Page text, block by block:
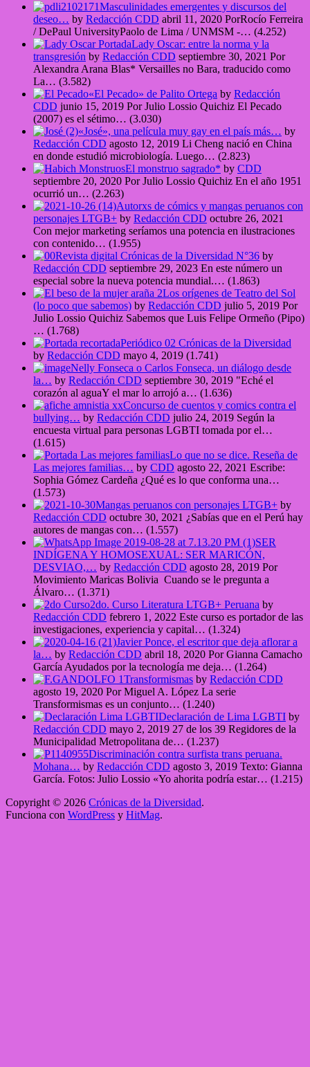
Masculinidades emergentes y discursos del
deseo… by Redacción CDD abril 11, 2020 PorRocío Ferreira
/ DePaul UniversityPaolo de Lima / UNMSM -… (4.252)
Lady Oscar: entre la norma y la
transgresión by Redacción CDD septiembre 30, 2021 Por
Alexandra Arana Blas* Versailles no Bara, traducido como
La… (3.582)
«El Pecado» de Palito Ortega by Redacción
CDD junio 15, 2019 Por Julio Lossio Quichiz El Pecado
(2007) es el sétimo… (3.030)
«José», una película muy gay en el país más… by
Redacción CDD agosto 12, 2019 Li Cheng nació en China
en donde estudió microbiología. Luego… (2.823)
El monstruo sagrado* by CDD
septiembre 20, 2020 Por Julio Lossio Quichiz En el año 1951
ocurrió un… (2.263)
Autorxs de cómics y mangas peruanos con
personajes LTGB+ by Redacción CDD octubre 26, 2021
Con mejor marketing seríamos una potencia en ilustraciones
con contenido… (1.955)
Revista digital Crónicas de la Diversidad N°36 by
Redacción CDD septiembre 29, 2023 En este número un
especial sobre la nueva potencia mundial.… (1.863)
Los orígenes de Teatro del Sol
(lo poco que sabemos) by Redacción CDD julio 5, 2019 Por
Julio Lossio Quichiz Sabemos que Luis Felipe Ormeño (Pipo)
… (1.768)
Periódico 02 Crónicas de la Diversidad
by Redacción CDD mayo 4, 2019 (1.741)
Nelly Fonseca o Carlos Fonseca, un diálogo desde
la… by Redacción CDD septiembre 30, 2019 "Eché el
corazón al aguaY el mar lo arrojó a… (1.636)
Concurso de cuentos y comics contra el
bullying… by Redacción CDD julio 24, 2019 Según la
encuesta virtual para personas LGBTI tomada por el…
(1.615)
Lo que no se dice. Reseña de
Las mejores familias… by CDD agosto 22, 2021 Escribe:
Sophia Gómez Cardeña ¿Qué es lo que conforma una…
(1.573)
Mangas peruanos con personajes LTGB+ by
Redacción CDD octubre 30, 2021 ¿Sabías que en el Perú hay
autores de mangas con… (1.557)
SER
INDÍGENA Y HOMOSEXUAL: SER MARICÓN,
DESVIAO,… by Redacción CDD agosto 28, 2019 Por
Movimiento Maricas Bolivia Cuando se le pregunta a
Álvaro… (1.371)
2do. Curso Literatura LTGB+ Peruana by
Redacción CDD febrero 1, 2022 Este curso es portador de las
investigaciones, experiencia y capital… (1.324)
Javier Ponce, el escritor que deja aflorar a
la… by Redacción CDD abril 18, 2020 Por Gianna Camacho
García Ayudados por la tecnología me deja… (1.264)
Transformismas by Redacción CDD
agosto 19, 2020 Por Miguel A. López La serie
Transformismas es un conjunto… (1.240)
Declaración de Lima LGBTI by
Redacción CDD mayo 2, 2019 27 de los 39 Regidores de la
Municipalidad Metropolitana de… (1.237)
Discriminación contra surfista trans peruana.
Mohana… by Redacción CDD agosto 3, 2019 Texto: Gianna
García. Fotos: Julio Lossio «Yo ahorita podría estar… (1.215)
Copyright © 2026 Crónicas de la Diversidad.
Funciona con WordPress y HitMag.